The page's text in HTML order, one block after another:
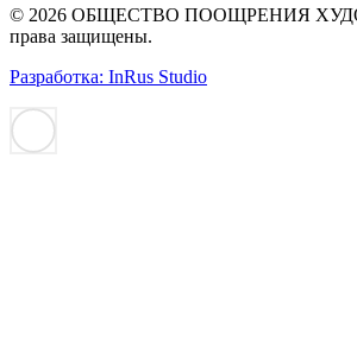
© 2026 ОБЩЕСТВО ПООЩРЕНИЯ
права защищены.
Разработка: InRus Studio